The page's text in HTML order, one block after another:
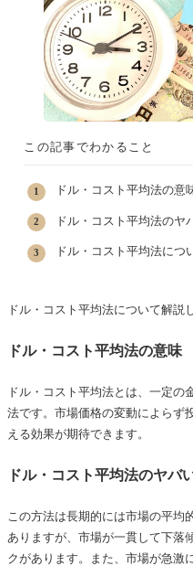
この記事でわかること
ドル・コスト平均法の意
ドル・コスト平均法のヤ
ドル・コスト平均法につ
ドル・コスト平均法について解説
ドル・コスト平均法の意味
ドル・コスト平均法とは、一定
法です。市場価格の変動によらず
える効果が期待できます。
ドル・コスト平均法のヤバ
この方法は長期的には市場の平均
ありますが、市場が一貫して下落
クがあります。また、市場が急激